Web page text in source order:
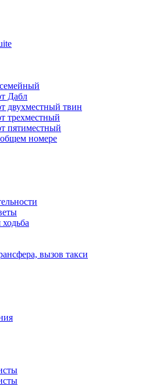
Дабл
двухместный твин
трехместный
пятиместный
номере
вызов такси